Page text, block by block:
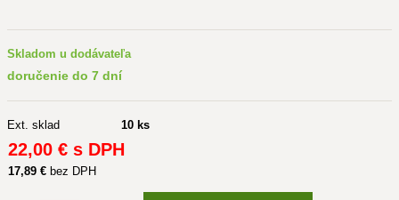
Skladom u dodávateľa
doručenie do 7 dní
Ext. sklad 10 ks
22,00 € s DPH
17,89 € bez DPH